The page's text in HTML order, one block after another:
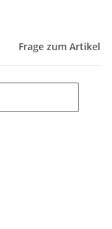
Frage zum Artikel